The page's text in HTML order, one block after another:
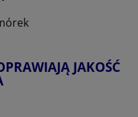
JAKOŚĆ